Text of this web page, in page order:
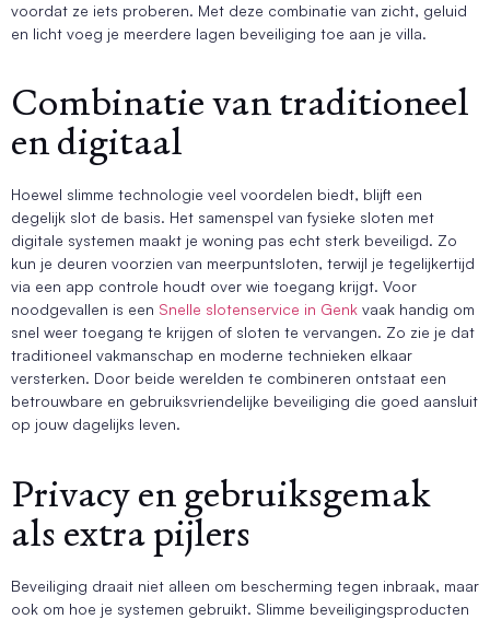
voordat ze iets proberen. Met deze combinatie van zicht, geluid
en licht voeg je meerdere lagen beveiliging toe aan je villa.
Combinatie van traditioneel
en digitaal
Hoewel slimme technologie veel voordelen biedt, blijft een
degelijk slot de basis. Het samenspel van fysieke sloten met
digitale systemen maakt je woning pas echt sterk beveiligd. Zo
kun je deuren voorzien van meerpuntsloten, terwijl je tegelijkertijd
via een app controle houdt over wie toegang krijgt. Voor
noodgevallen is een Snelle slotenservice in Genk vaak handig om
snel weer toegang te krijgen of sloten te vervangen. Zo zie je dat
traditioneel vakmanschap en moderne technieken elkaar
versterken. Door beide werelden te combineren ontstaat een
betrouwbare en gebruiksvriendelijke beveiliging die goed aansluit
op jouw dagelijks leven.
Privacy en gebruiksgemak
als extra pijlers
Beveiliging draait niet alleen om bescherming tegen inbraak, maar
ook om hoe je systemen gebruikt. Slimme beveiligingsproducten